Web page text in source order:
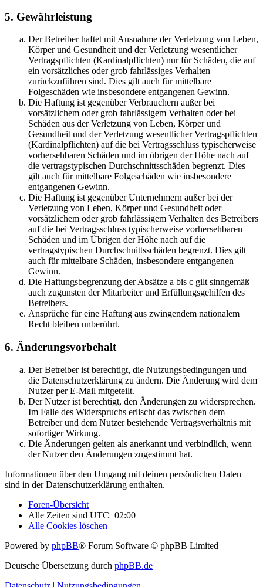
5. Gewährleistung
Der Betreiber haftet mit Ausnahme der Verletzung von Leben,
Körper und Gesundheit und der Verletzung wesentlicher
Vertragspflichten (Kardinalpflichten) nur für Schäden, die auf
ein vorsätzliches oder grob fahrlässiges Verhalten
zurückzuführen sind. Dies gilt auch für mittelbare
Folgeschäden wie insbesondere entgangenen Gewinn.
Die Haftung ist gegenüber Verbrauchern außer bei
vorsätzlichem oder grob fahrlässigem Verhalten oder bei
Schäden aus der Verletzung von Leben, Körper und
Gesundheit und der Verletzung wesentlicher Vertragspflichten
(Kardinalpflichten) auf die bei Vertragsschluss typischerweise
vorhersehbaren Schäden und im übrigen der Höhe nach auf
die vertragstypischen Durchschnittsschäden begrenzt. Dies
gilt auch für mittelbare Folgeschäden wie insbesondere
entgangenen Gewinn.
Die Haftung ist gegenüber Unternehmern außer bei der
Verletzung von Leben, Körper und Gesundheit oder
vorsätzlichem oder grob fahrlässigem Verhalten des Betreibers
auf die bei Vertragsschluss typischerweise vorhersehbaren
Schäden und im Übrigen der Höhe nach auf die
vertragstypischen Durchschnittsschäden begrenzt. Dies gilt
auch für mittelbare Schäden, insbesondere entgangenen
Gewinn.
Die Haftungsbegrenzung der Absätze a bis c gilt sinngemäß
auch zugunsten der Mitarbeiter und Erfüllungsgehilfen des
Betreibers.
Ansprüche für eine Haftung aus zwingendem nationalem
Recht bleiben unberührt.
6. Änderungsvorbehalt
Der Betreiber ist berechtigt, die Nutzungsbedingungen und
die Datenschutzerklärung zu ändern. Die Änderung wird dem
Nutzer per E-Mail mitgeteilt.
Der Nutzer ist berechtigt, den Änderungen zu widersprechen.
Im Falle des Widerspruchs erlischt das zwischen dem
Betreiber und dem Nutzer bestehende Vertragsverhältnis mit
sofortiger Wirkung.
Die Änderungen gelten als anerkannt und verbindlich, wenn
der Nutzer den Änderungen zugestimmt hat.
Informationen über den Umgang mit deinen persönlichen Daten
sind in der Datenschutzerklärung enthalten.
Foren-Übersicht
Alle Zeiten sind UTC+02:00
Alle Cookies löschen
Powered by phpBB® Forum Software © phpBB Limited
Deutsche Übersetzung durch phpBB.de